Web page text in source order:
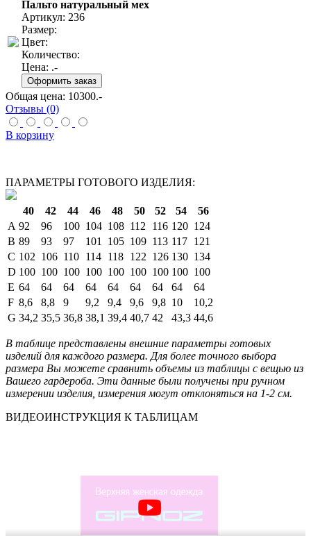
Пальто натуральный мех
Артикул: 236
Размер:
Цвет:
Количество:
Цена: .-
Общая цена: 10300.-
Отзывы (0)
В корзину
ПАРАМЕТРЫ ГОТОВОГО ИЗДЕЛИЯ:
40 42 44 46 48 50 52 54
56
A 92 96 100 104 108 112 116 120 124
B 89 93 97 101 105 109 113 117 121
C 102 106 110 114 118 122 126 130 134
D 100 100 100 100 100 100 100 100 100
E 64 64 64 64 64 64 64 64
64
F 8,6 8,8 9 9,2 9,4 9,6 9,8 10
10,2
G 34,2 35,5 36,8 38,1 39,4 40,7 42 43,3 44,6
В таблице представлены внешние параметры готовых
изделий для каждого размера. Для более точного выбора
размера Вы можете сравнить объемы из таблицы с вещью из
Вашего гардероба. Эти данные были получены при ручном
измерении изделия, измерения могут отклоняться на 1-2 см.
ВИДЕОИНСТРУКЦИЯ К ТАБЛИЦАМ